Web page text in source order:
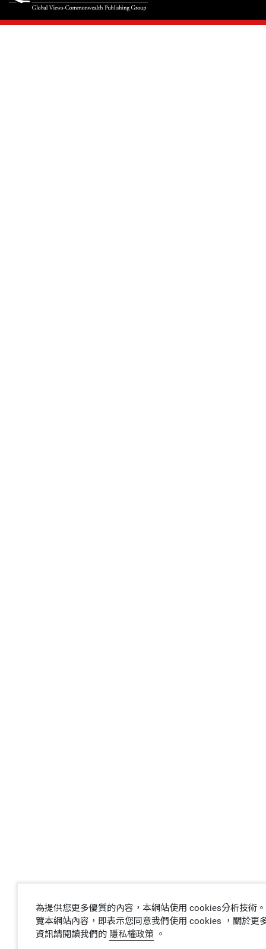
未來親子
為提供您更多優質的內容，本網站使用 cookies分析技術
覽本網站內容，即表示您同意我們使用 cookies ，關於更
資訊請閱讀我們的 隱私權政策 。